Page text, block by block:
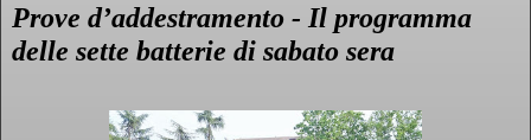
Prove d’addestramento - Il programma
delle sette batterie di sabato sera